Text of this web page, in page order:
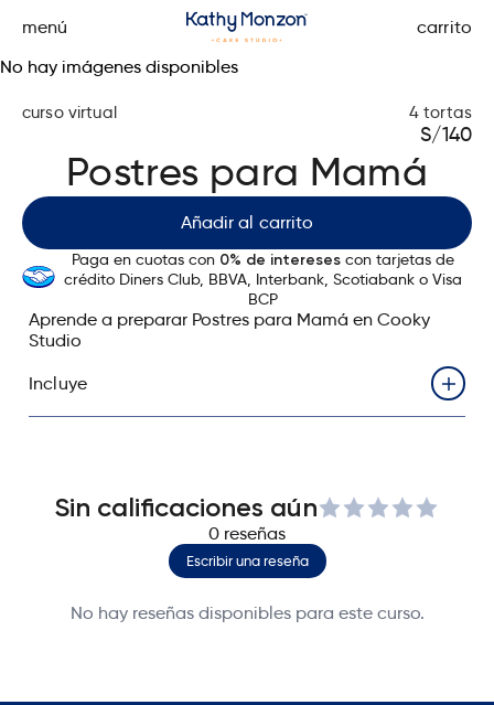
menú
carrito
No hay imágenes disponibles
curso virtual 4 tortas
S/140
Postres para Mamá
Añadir al carrito
Paga en cuotas con 0% de intereses con tarjetas de
crédito Diners Club, BBVA, Interbank, Scotiabank o Visa
BCP
Aprende a preparar Postres para Mamá en Cooky
Studio
Incluye
Acceso al curso durante 1 año (365 días) desde el
momento de la compra
Receta completa en PDFs
Certificación a nombre de Kathy Monzón
Acceso inmediato (aplica para cursos disponibles,
los cursos en pre venta contienen la fecha de
Sin calificaciones aún
0 reseñas
Escribir una reseña
No hay reseñas disponibles para este curso.